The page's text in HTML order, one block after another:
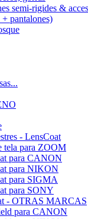
semi-rigides &
+ pantalones)
- LensCoat
tela para ZOOM
para CANON
para NIKON
para SIGMA
para SONY
- OTRAS MARCAS
para CANON